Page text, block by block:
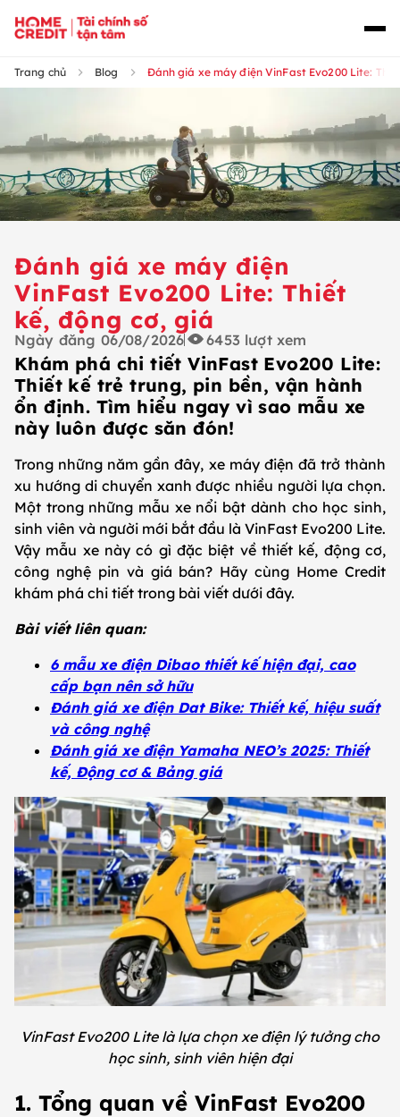
Trang chủ Blog Đánh giá xe máy điện VinFast Evo200 Lite:
Đánh giá xe máy điện
VinFast Evo200 Lite: Thiết
kế, động cơ, giá
Ngày đăng 06/08/2026 6453 lượt xem
Khám phá chi tiết VinFast Evo200 Lite:
Thiết kế trẻ trung, pin bền, vận hành
ổn định. Tìm hiểu ngay vì sao mẫu xe
này luôn được săn đón!
Trong những năm gần đây, xe máy điện đã trở thành
xu hướng di chuyển xanh được nhiều người lựa chọn.
Một trong những mẫu xe nổi bật dành cho học sinh,
sinh viên và người mới bắt đầu là VinFast Evo200 Lite.
Vậy mẫu xe này có gì đặc biệt về thiết kế, động cơ,
công nghệ pin và giá bán? Hãy cùng Home Credit
khám phá chi tiết trong bài viết dưới đây.
Bài viết liên quan:
6 mẫu xe điện Dibao thiết kế hiện đại, cao
cấp bạn nên sở hữu
Đánh giá xe điện Dat Bike: Thiết kế, hiệu suất
và công nghệ
Đánh giá xe điện Yamaha NEO’s 2025: Thiết
kế, Động cơ & Bảng giá
VinFast Evo200 Lite là lựa chọn xe điện lý tưởng cho
học sinh, sinh viên hiện đại
1. Tổng quan về VinFast Evo200